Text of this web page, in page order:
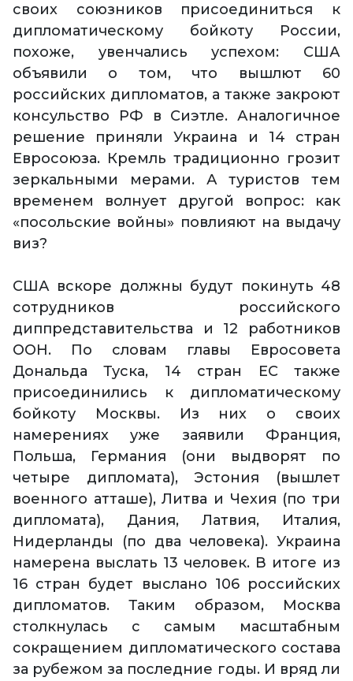
своих союзников присоединиться к
дипломатическому бойкоту России,
похоже, увенчались успехом: США
объявили о том, что вышлют 60
российских дипломатов, а также закроют
консульство РФ в Сиэтле. Аналогичное
решение приняли Украина и 14 стран
Евросоюза. Кремль традиционно грозит
зеркальными мерами. А туристов тем
временем волнует другой вопрос: как
«посольские войны» повлияют на выдачу
виз?
США вскоре должны будут покинуть 48
сотрудников российского
диппредставительства и 12 работников
ООН. По словам главы Евросовета
Дональда Туска, 14 стран ЕС также
присоединились к дипломатическому
бойкоту Москвы. Из них о своих
намерениях уже заявили Франция,
Польша, Германия (они выдворят по
четыре дипломата), Эстония (вышлет
военного атташе), Литва и Чехия (по три
дипломата), Дания, Латвия, Италия,
Нидерланды (по два человека). Украина
намерена выслать 13 человек. В итоге из
16 стран будет выслано 106 российских
дипломатов. Таким образом, Москва
столкнулась с самым масштабным
сокращением дипломатического состава
за рубежом за последние годы. И вряд ли